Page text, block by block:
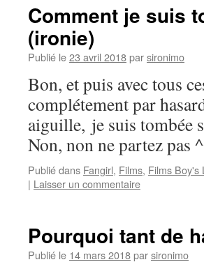
Comment je suis
(ironie)
Publié le23 avril 2018parsironimo
Bon, et puis avec tous
complétement par
aiguille, je suis
Non, non ne partez
Publié dans Fangirl, Films, Films Boy's
| Laisser un commentaire
Pourquoi tant de
Publié le 14 mars 2018parsironimo